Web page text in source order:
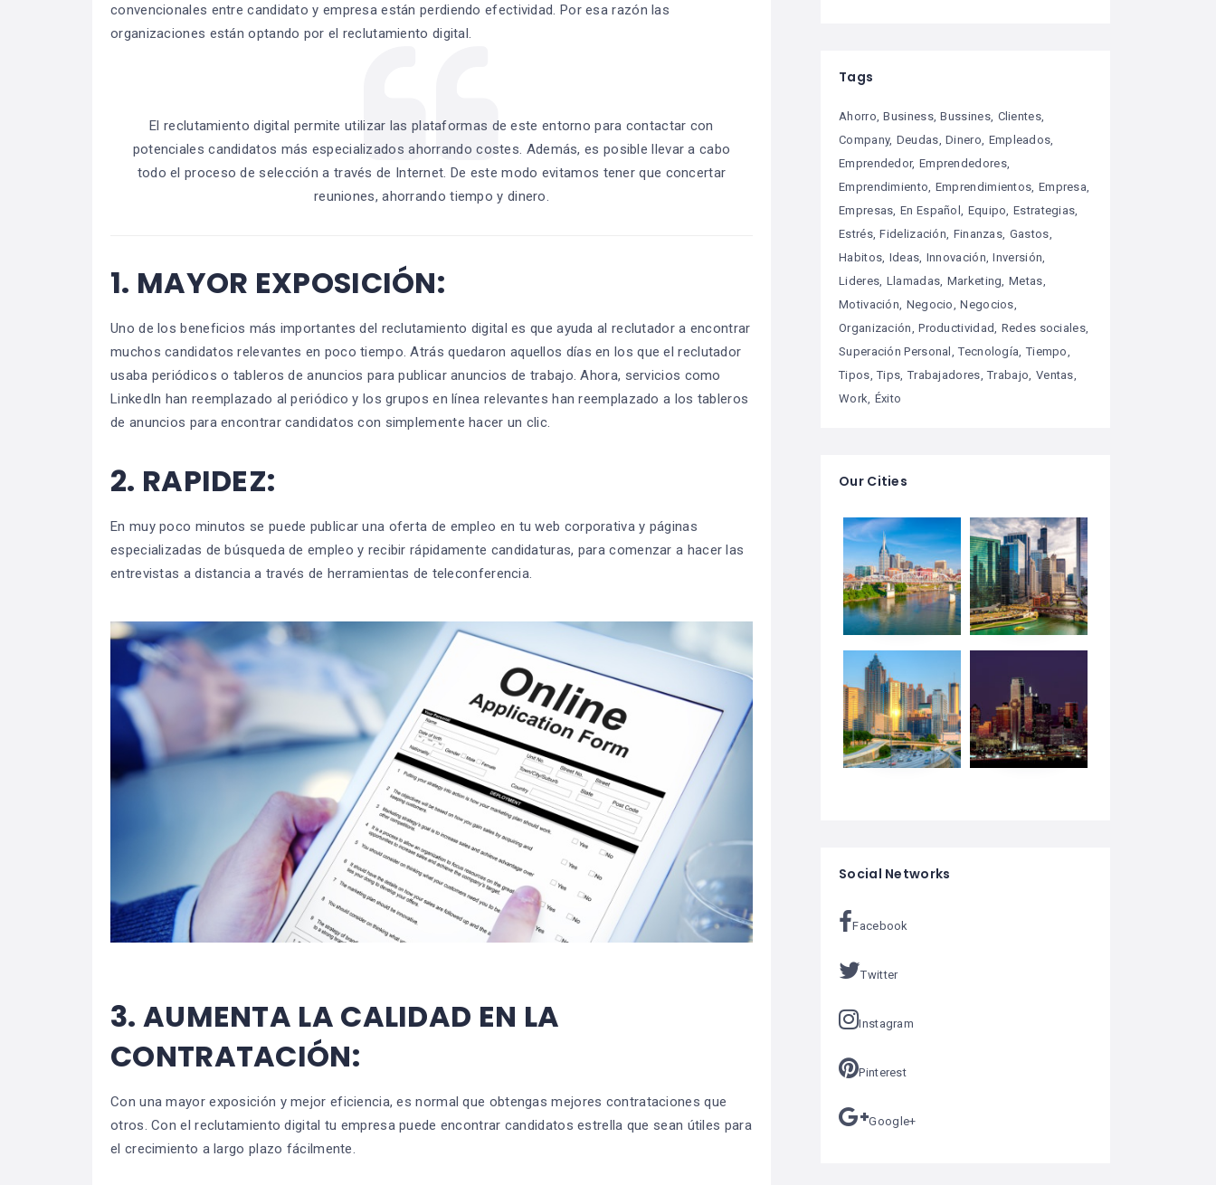
convencionales entre candidato y empresa están perdiendo efectividad. Por esa razón las
organizaciones están optando por el reclutamiento digital.
El reclutamiento digital permite utilizar las plataformas de este entorno para contactar con
potenciales candidatos más especializados ahorrando costes. Además, es posible llevar a cabo
todo el proceso de selección a través de Internet. De este modo evitamos tener que concertar
reuniones, ahorrando tiempo y dinero.
1. MAYOR EXPOSICIÓN:
Uno de los beneficios más importantes del reclutamiento digital es que ayuda al reclutador a encontrar
muchos candidatos relevantes en poco tiempo. Atrás quedaron aquellos días en los que el reclutador
usaba periódicos o tableros de anuncios para publicar anuncios de trabajo. Ahora, servicios como
LinkedIn han reemplazado al periódico y los grupos en línea relevantes han reemplazado a los tableros
de anuncios para encontrar candidatos con simplemente hacer un clic.
2. RAPIDEZ:
En muy poco minutos se puede publicar una oferta de empleo en tu web corporativa y páginas
especializadas de búsqueda de empleo y recibir rápidamente candidaturas, para comenzar a hacer las
entrevistas a distancia a través de herramientas de teleconferencia.
3. AUMENTA LA CALIDAD EN LA
CONTRATACIÓN:
Con una mayor exposición y mejor eficiencia, es normal que obtengas mejores contrataciones que
otros. Con el reclutamiento digital tu empresa puede encontrar candidatos estrella que sean útiles para
el crecimiento a largo plazo fácilmente.
Tags
Ahorro Business Bussines Clientes
Company Deudas Dinero Empleados
Emprendedor Emprendedores
Emprendimiento Emprendimientos Empresa
Empresas En Español Equipo
Estrategias
Estrés Fidelización Finanzas Gastos
Habitos Ideas Innovación Inversión
Lideres Llamadas Marketing
Metas
Motivación Negocio
Negocios
Organización
Productividad Redes sociales
Superación Personal
Tecnología Tiempo
Tipos Tips Trabajadores Trabajo Ventas
Work Éxito
Our Cities
Social Networks
Facebook
Twitter
Instagram
Pinterest
Google+